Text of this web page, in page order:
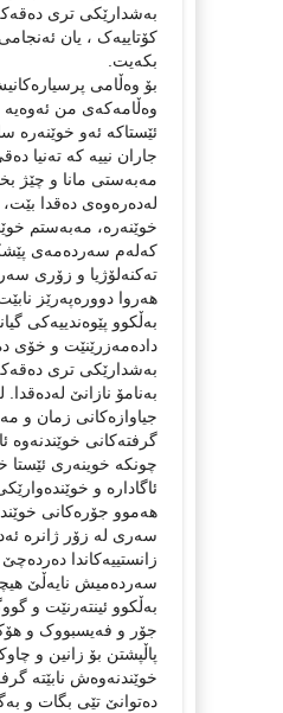
بەشدارێکی تری
کۆتاییەک ، یان
بکەیت.
بۆ وەڵامی
وەڵامەکەی من ئەوەیە
ئێستاکە ئەو خوێنەرە
جاران نییە کە تەنیا
مەبەستی مانا و چێژ
لەدەرەوەی دەقدا بێت،
خوێنەرە، مەبەستم
کەلەم سەردەمەی
تەکنەلۆژیا و زۆری
هەروا دوورەپەرێز
بەڵکوو پێوەندییەکی
دادەمەزرێنێت و خۆی
بەشدارێکی تری
بەنامۆ نازانێ لەدەقدا.
جیاوازەکانی زمان و
گرفتەکانی خوێندنەوە
چونکە خوینەری ئێستا
ئاگادارە و
هەموو جۆرەکانی
سەری لە زۆر ژانرە
زانستییەکاندا
سەردەمیش نایەڵێ
بەڵکوو ئینتەرنێت و
جۆر و فەیسبووک و
پاڵپشتن بۆ زانین و
خوێندنەوەش نابێتە
دەتوانێ تێی بگات و